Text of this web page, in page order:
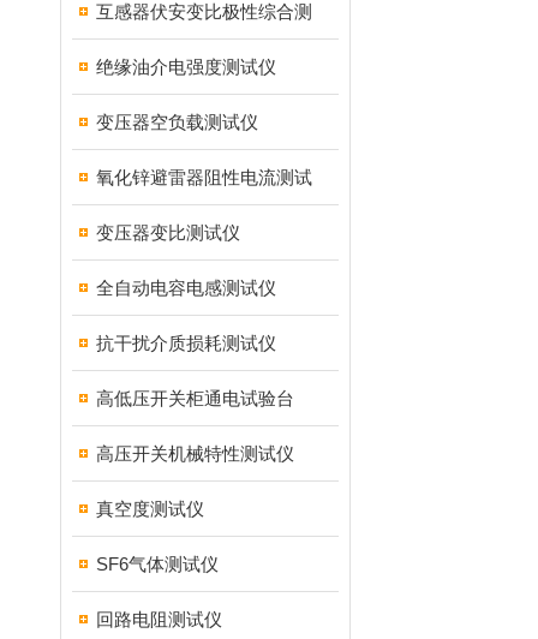
互感器伏安变比极性综合测
绝缘油介电强度测试仪
变压器空负载测试仪
氧化锌避雷器阻性电流测试
变压器变比测试仪
全自动电容电感测试仪
抗干扰介质损耗测试仪
高低压开关柜通电试验台
高压开关机械特性测试仪
真空度测试仪
SF6气体测试仪
回路电阻测试仪